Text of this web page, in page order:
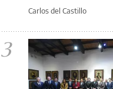
Carlos del Castillo
3